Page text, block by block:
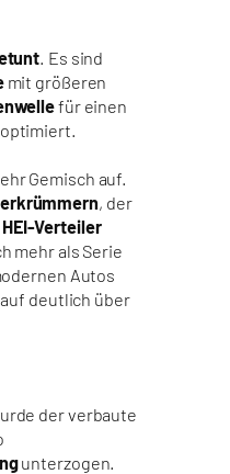
. Es sind
mit größeren
für einen
Gemisch auf.
, der
HEI-Verteiler
mehr als Serie
Autos
deutlich über
der verbaute
unterzogen.